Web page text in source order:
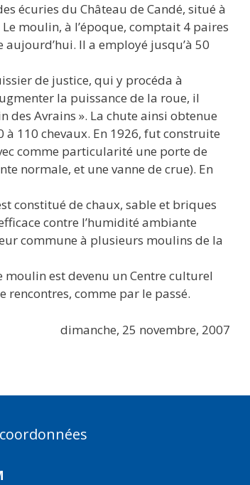
écuries du Château de Candé, situé à
moulin, à l’époque, comptait 4 paires
Il a employé jusqu’à 50
de justice, qui y procéda à
la puissance de la roue, il
des Avrains ». La chute ainsi obtenue
110 chevaux. En 1926, fut construite
comme particularité une porte de
normale, et une vanne de crue). En
constitué de chaux, sable et briques
contre l’humidité ambiante
commune à plusieurs moulins de la
est devenu un Centre culturel
rencontres, comme par le passé.
dimanche, 25 novembre, 2007